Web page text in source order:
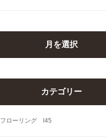
月を選択
カテゴリー
フローリング l45